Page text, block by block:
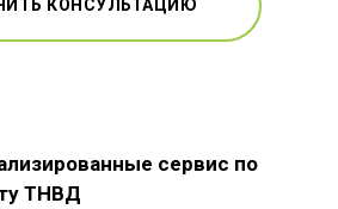
КОНСУЛЬТАЦИЮ
сервис по
ТНВД